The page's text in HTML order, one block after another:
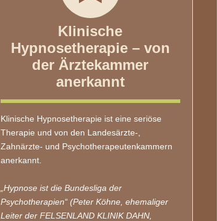
Klinische
Hypnosetherapie – von
der Ärztekammer
anerkannt
Klinische Hypnosetherapie ist eine seriöse
Therapie und von den Landesärzte-,
Zahnärzte- und Psychotherapeutenkammern
anerkannt.
„Hypnose ist die Bundesliga der
Psychotherapien“ (Peter Köhne, ehemaliger
Leiter der FELSENLAND KLINIK DAHN,